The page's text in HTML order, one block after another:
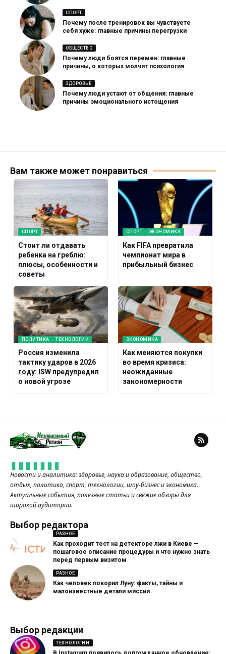
СПОРТ
Почему после тренировок вы чувствуете
себя хуже: главные причины перегрузки
ОБЩЕСТВО
Почему люди боятся перемен: главные
причины, о которых молчит психология
ЗДОРОВЬЕ
Почему люди устают от общения: главные
причины эмоционального истощения
Вам также может понравиться
СПОРТ
Стоит ли отдавать
ребенка на греблю:
плюсы, особенности и
советы
СПОРТ ЭКОНОМИКА
Как FIFA превратила
чемпионат мира в
прибыльный бизнес
ПОЛИТИКА ТЕХНОЛОГИИ
Россия изменила
тактику ударов в 2026
году: ISW предупредил
о новой угрозе
ЭКОНОМИКА
Как меняются покупки
во время кризиса:
неожиданные
закономерности
Новости и аналитика: здоровье, наука и образование, общество,
отдых, политика, спорт, технологии, шоу-бизнес и экономика.
Актуальные события, полезные статьи и свежие обзоры для
широкой аудитории.
Выбор редактора
РАЗНОЕ
Как проходит тест на детекторе лжи в Киеве —
пошаговое описание процедуры и что нужно знать
перед первым визитом
РАЗНОЕ
Как человек покорил Луну: факты, тайны и
малоизвестные детали миссии
Выбор редакции
ТЕХНОЛОГИИ